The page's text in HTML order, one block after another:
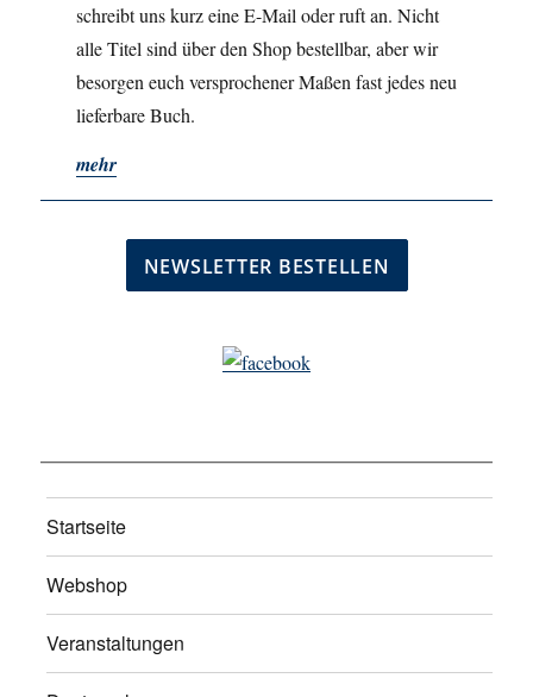
schreibt uns kurz eine E-Mail oder ruft an. Nicht
alle Titel sind über den Shop bestellbar, aber wir
besorgen euch versprochener Maßen fast jedes neu
lieferbare Buch.
mehr
Startseite
Webshop
Veranstaltungen